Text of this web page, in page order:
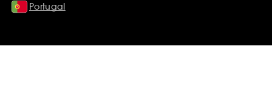
Portugal